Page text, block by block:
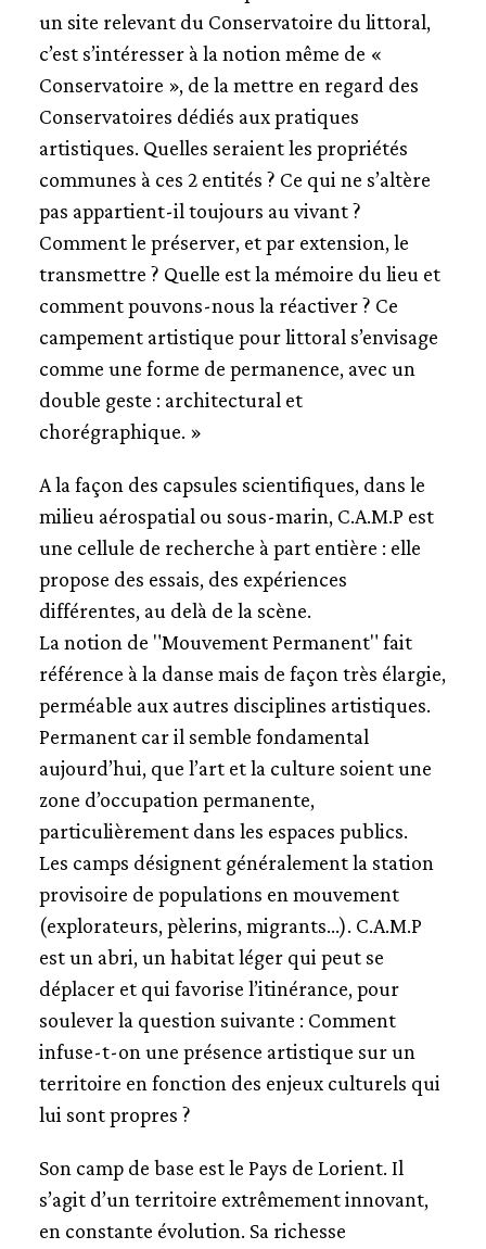
un site relevant du Conservatoire du littoral,
c’est s’intéresser à la notion même de «
Conservatoire », de la mettre en regard des
Conservatoires dédiés aux pratiques
artistiques. Quelles seraient les propriétés
communes à ces 2 entités ? Ce qui ne s’altère
pas appartient-il toujours au vivant ?
Comment le préserver, et par extension, le
transmettre ? Quelle est la mémoire du lieu et
comment pouvons-nous la réactiver ? Ce
campement artistique pour littoral s’envisage
comme une forme de permanence, avec un
double geste : architectural et
chorégraphique. »
A la façon des capsules scientifiques, dans le
milieu aérospatial ou sous-marin, C.A.M.P est
une cellule de recherche à part entière : elle
propose des essais, des expériences
différentes, au delà de la scène.
La notion de "Mouvement Permanent" fait
référence à la danse mais de façon très élargie,
perméable aux autres disciplines artistiques.
Permanent car il semble fondamental
aujourd’hui, que l’art et la culture soient une
zone d’occupation permanente,
particulièrement dans les espaces publics.
Les camps désignent généralement la station
provisoire de populations en mouvement
(explorateurs, pèlerins, migrants…). C.A.M.P
est un abri, un habitat léger qui peut se
déplacer et qui favorise l’itinérance, pour
soulever la question suivante : Comment
infuse-t-on une présence artistique sur un
territoire en fonction des enjeux culturels qui
lui sont propres ?
Son camp de base est le Pays de Lorient. Il
s’agit d’un territoire extrêmement innovant,
en constante évolution. Sa richesse